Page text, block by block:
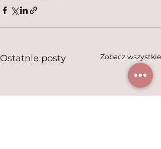
Ostatnie posty Zobacz wszystkie